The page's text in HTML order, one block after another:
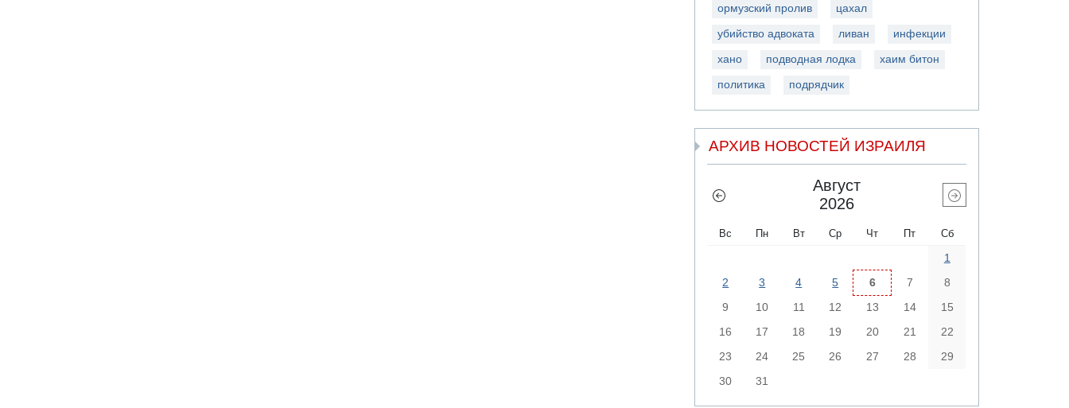
ормузский пролив цахал
убийство адвоката ливан инфекции
хано подводная лодка хаим битон
политика подрядчик
АРХИВ НОВОСТЕЙ ИЗРАИЛЯ
Август
2026
Вс Пн Вт Ср Чт Пт Сб
1
2
3 4 5 6 7
8
9
10 11 12 13 14
15
16
17 18 19 20 21
22
23
24 25 26 27 28
29
30
31